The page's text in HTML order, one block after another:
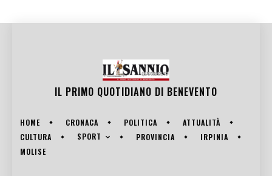
IL PRIMO QUOTIDIANO DI BENEVENTO
HOME CRONACA POLITICA
ATTUALITÀ
CULTURA
SPORT PROVINCIA
IRPINIA
MOLISE